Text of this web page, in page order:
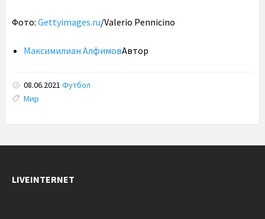
Фото: Gettyimages.ru/Valerio Pennicino
Максимилиан АлфимовАвтор
08.06.2021 Футбол
Tags:
Мир
LIVEINTERNET